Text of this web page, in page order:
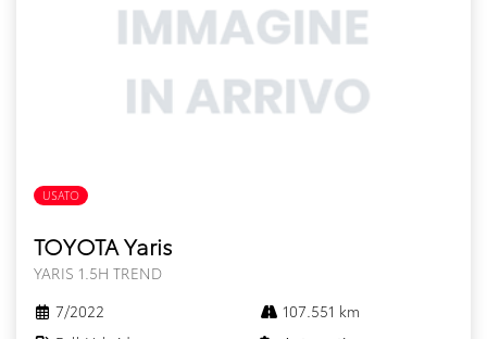
USATO
TOYOTA Yaris
YARIS 1.5H TREND
7/2022
107.551 km